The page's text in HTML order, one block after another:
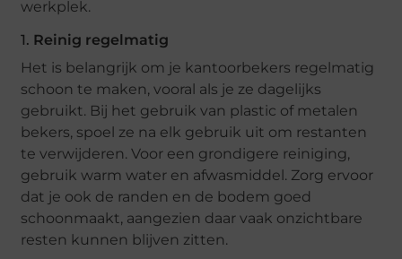
werkplek.
1. Reinig regelmatig
Het is belangrijk om je kantoorbekers regelmatig
schoon te maken, vooral als je ze dagelijks
gebruikt. Bij het gebruik van plastic of metalen
bekers, spoel ze na elk gebruik uit om restanten
te verwijderen. Voor een grondigere reiniging,
gebruik warm water en afwasmiddel. Zorg ervoor
dat je ook de randen en de bodem goed
schoonmaakt, aangezien daar vaak onzichtbare
resten kunnen blijven zitten.